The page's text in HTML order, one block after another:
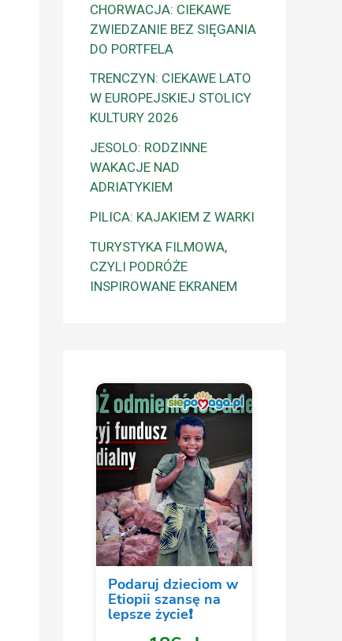
CHORWACJA: CIEKAWE
ZWIEDZANIE BEZ SIĘGANIA
DO PORTFELA
TRENCZYN: CIEKAWE LATO
W EUROPEJSKIEJ STOLICY
KULTURY 2026
JESOLO: RODZINNE
WAKACJE NAD
ADRIATYKIEM
PILICA: KAJAKIEM Z WARKI
TURYSTYKA FILMOWA,
CZYLI PODRÓŻE
INSPIROWANE EKRANEM